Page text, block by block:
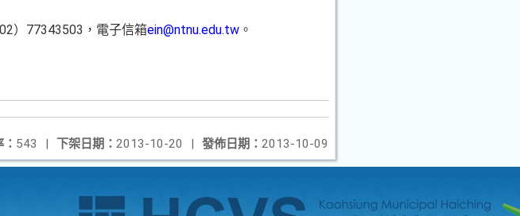
）77343503，電子信箱ein@ntnu.edu.tw 。
發佈日期： 2013-10-09
下架日期： 2013-10-20 |
543 |